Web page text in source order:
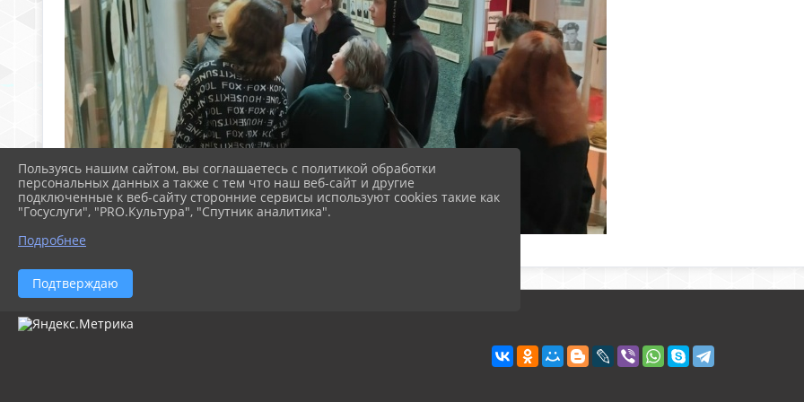
Пользуясь нашим сайтом, вы соглашаетесь с политикой обработки
персональных данных а также с тем что наш веб-сайт и другие
подключенные к веб-сайту сторонние сервисы используют cookies такие как
"Госуслуги", "PRO.Культура", "Спутник аналитика".
Подробнее
Подтверждаю